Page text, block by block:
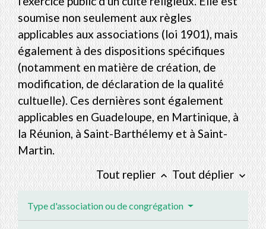
soumise non seulement aux règles
applicables aux associations (loi 1901), mais
également à des dispositions spécifiques
(notamment en matière de création, de
modification, de déclaration de la qualité
cultuelle). Ces dernières sont également
applicables en Guadeloupe, en Martinique, à
la Réunion, à Saint-Barthélemy et à Saint-
Martin.
Tout replier keyboard_arrow_up Tout déplierkeyboard_arrow_down
Type d'association ou de congrégation